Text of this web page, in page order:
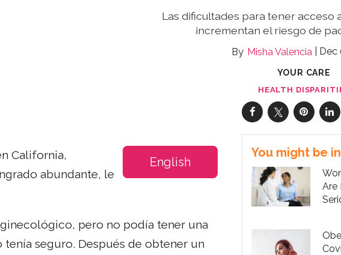
Las dificultades para tener acceso
incrementan el riesgo de
Misha Valencia Dec
YOUR CARE
HEALTH
English
California,
abundante, le
pero no podía tener una
seguro. Después de obtener un
You might be
Are